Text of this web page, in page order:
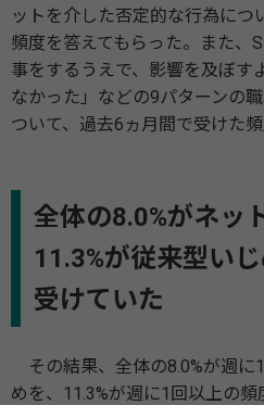
ットを介した否定的な⾏為につ
頻度を答えてもらった。また、
事をするうえで、影響を及ぼす
なかった」などの9パターンの
ついて、過去6ヵ月間で受けた頻
全体の8.0%がネッ
11.3%が従来型い
受けていた
その結果、全体の8.0%が週に
めを、11.3%が週に1回以上の